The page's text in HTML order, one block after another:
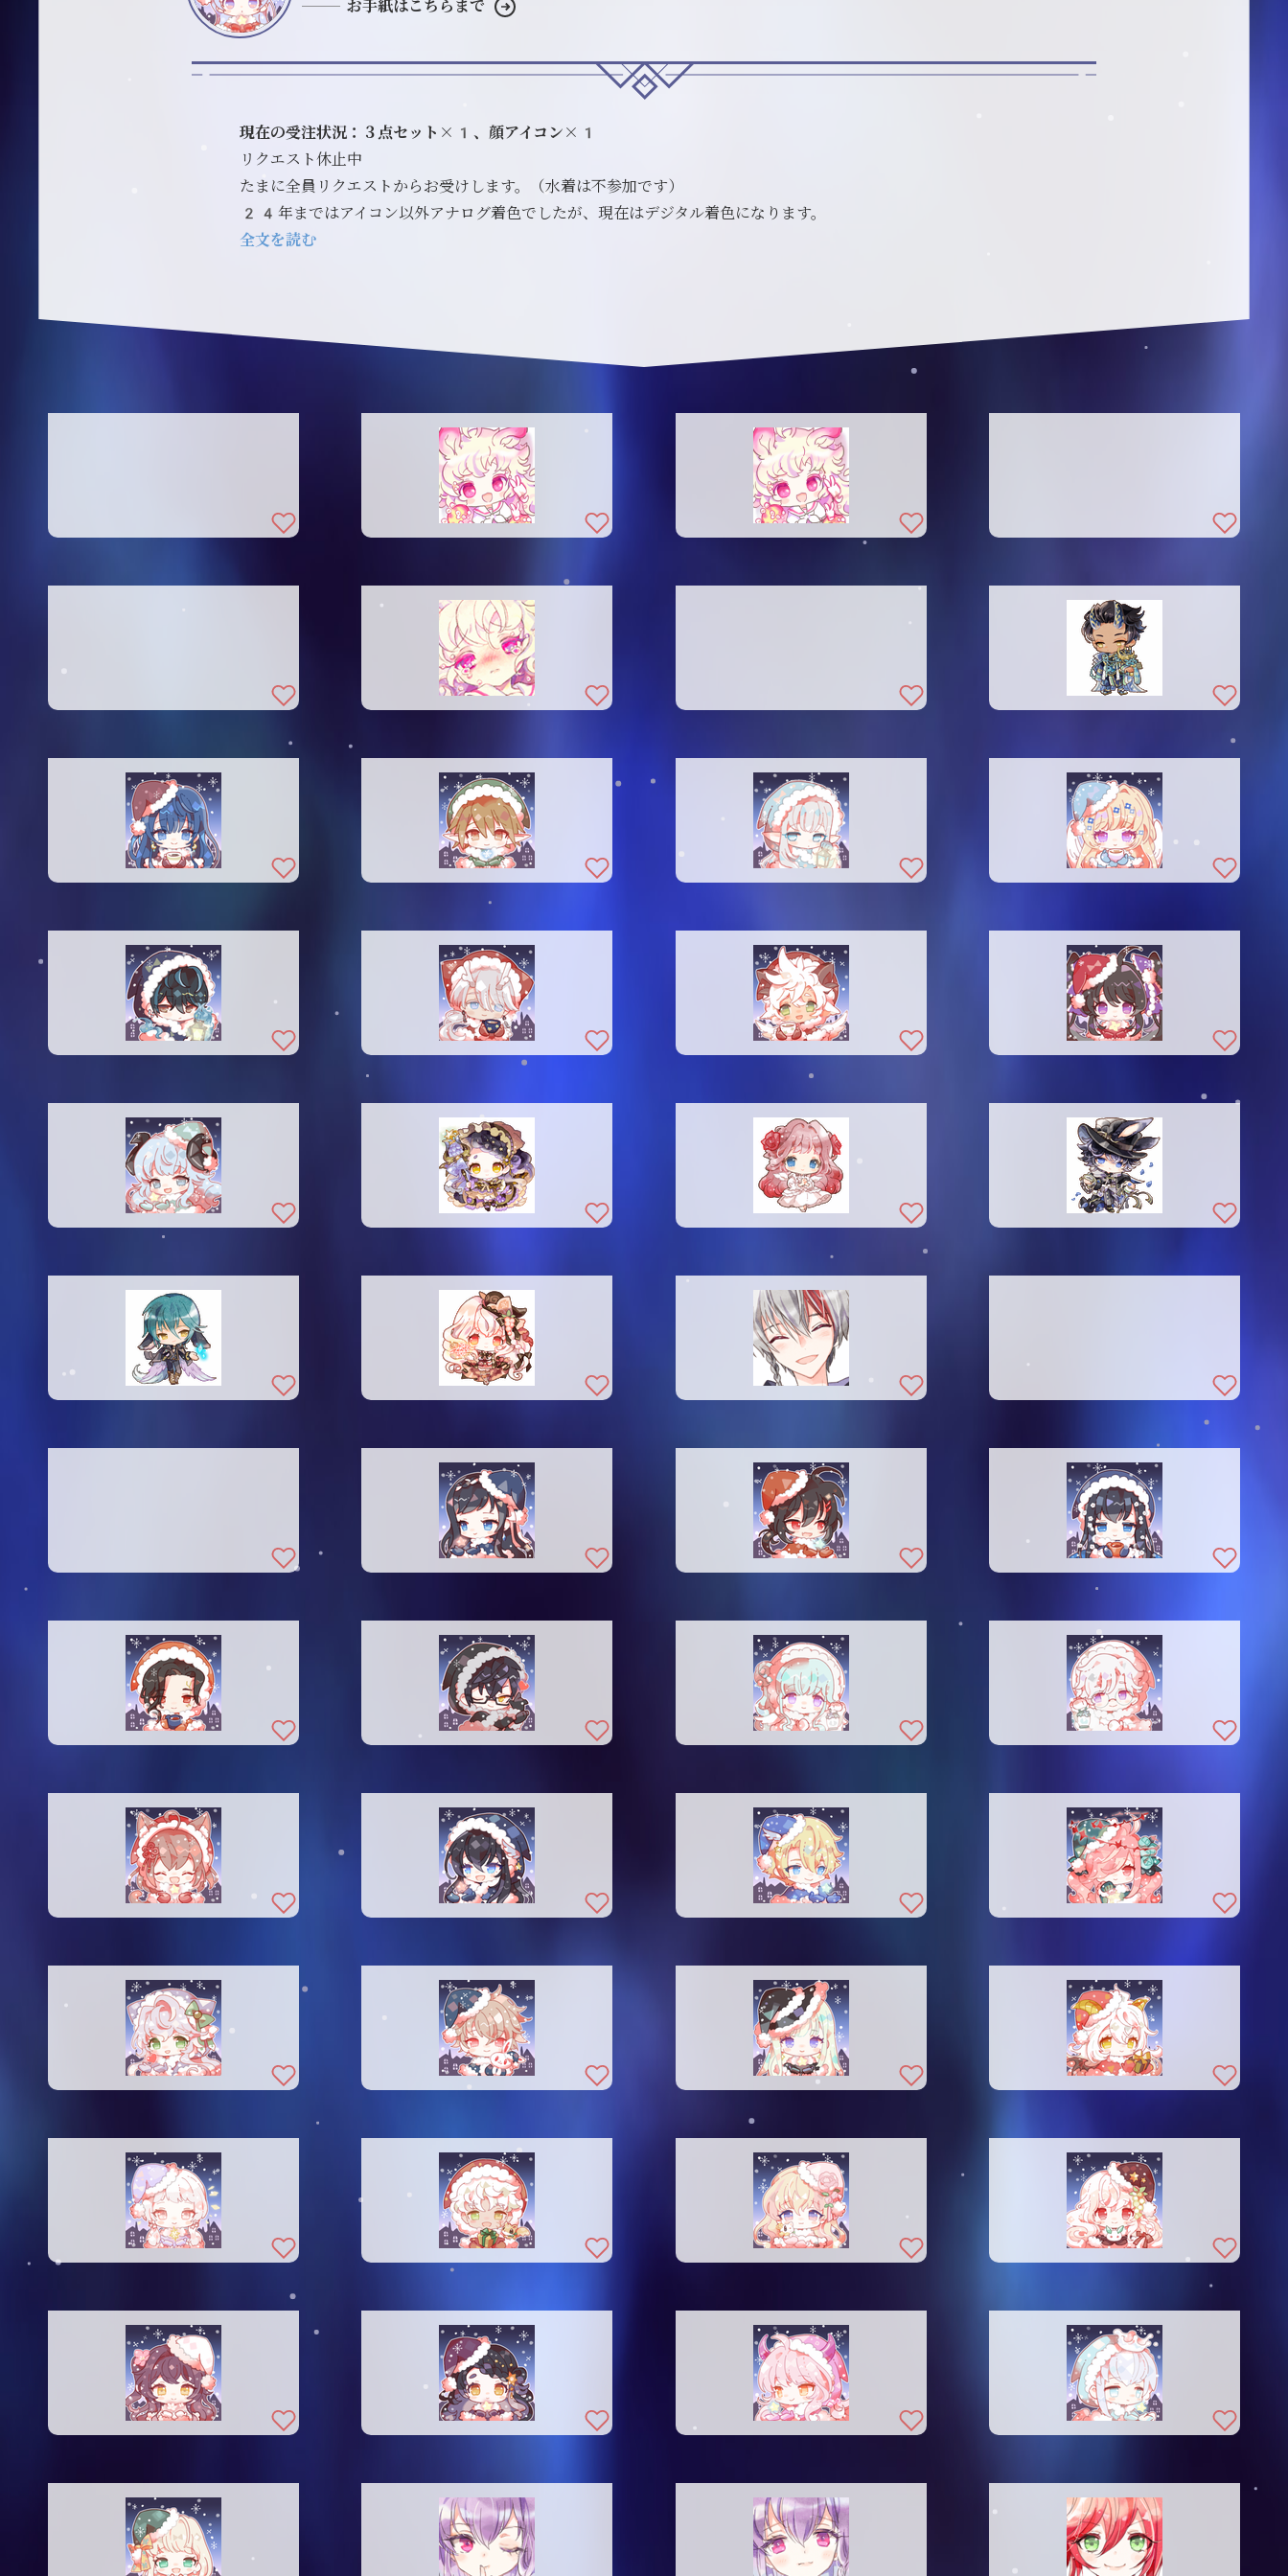
お手紙はこちらまで
現在の受注状況：３点セット×1、顔アイコン×1
リクエスト休止中
たまに全員リクエストからお受けします。（水着は不参加です）
24年まではアイコン以外アナログ着色でしたが、現在はデジタル着色になります。
全文を読む